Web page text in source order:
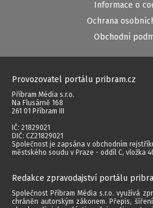
Informace o
Ochrana
Obchodní
Provozovatel portálu pribram.cz
Příbram Média s.r.o.
Na Flusárně 168
261 01 Příbram III
IČ: 21829021
DIČ: CZ21829021
Společnost je zapsána v obchodním
městského soudu v Praze - oddíl C, vložka
Redakce zpravodajství portálu
Společnost Příbram Média s.r.o. využívá
chráněn autorským zákonem. Přepis,